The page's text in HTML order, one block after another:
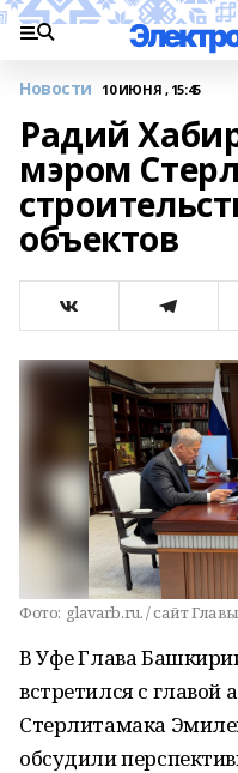
Новости 10 ИЮНЯ , 15:45
Радий
мэром
объектов
Фото: glavarb.ru. / сайт
В Уфе Глава
встретился с
Стерлитамака
обсудили